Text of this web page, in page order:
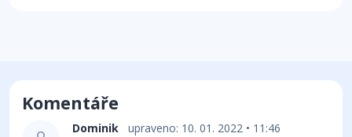
Komentáře
Dominik upraveno: 10. 01. 2022 • 11:46